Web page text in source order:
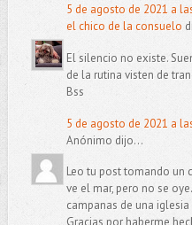
5 de agosto de 2021 a
el chico de la consuelo
El silencio no existe.
de la rutina visten de
Bss
5 de agosto de 2021 a
Anónimo dijo...
Leo tu post tomando un
ve el mar, pero no se
campanas de una